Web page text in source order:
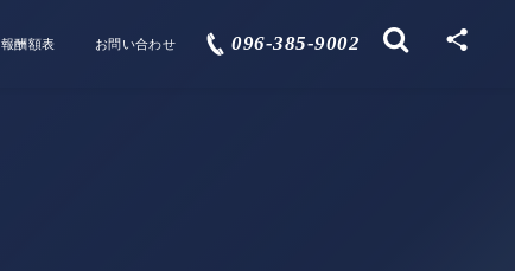
報酬額表 お問い合わせ 096-385-9002